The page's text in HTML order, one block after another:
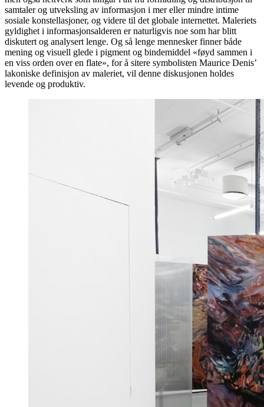
samtaler og utveksling av informasjon i mer eller mindre intime
sosiale konstellasjoner, og videre til det globale internettet. Maleriets
gyldighet i informasjonsalderen er naturligvis noe som har blitt
diskutert og analysert lenge. Og så lenge mennesker finner både
mening og visuell glede i pigment og bindemiddel «føyd sammen i
en viss orden over en flate», for å sitere symbolisten Maurice Denis’
lakoniske definisjon av maleriet, vil denne diskusjonen holdes
levende og produktiv.